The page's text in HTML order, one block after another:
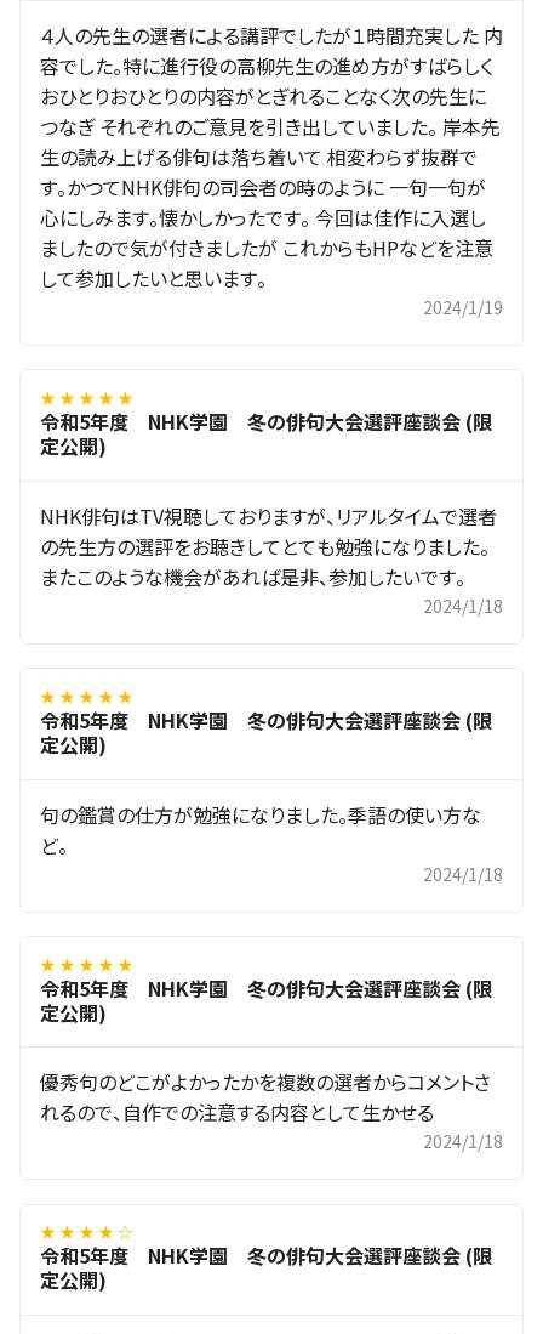
４人の先生の選者による講評でしたが１時間充実した 内
容でした。特に進行役の高柳先生の進め方がすばらしく
おひとりおひとりの内容がとぎれることなく次の先生に
つなぎ それぞれのご意見を引き出していました。 岸本先
生の読み上げる俳句は落ち着いて 相変わらず抜群で
す。かつてNHK俳句の司会者の時のように 一句一句が
心にしみます。懐かしかったです。 今回は佳作に入選し
ましたので気が付きましたが これからもHPなどを注意
して参加したいと思います。
2024/1/19
★ ★ ★ ★ ★
令和5年度 NHK学園 冬の俳句大会選評座談会 (限
定公開)
NHK俳句はTV視聴しておりますが、リアルタイムで選者
の先生方の選評をお聴きしてとても勉強になりました。
またこのような機会があれば是非、参加したいです。
2024/1/18
★ ★ ★ ★ ★
令和5年度 NHK学園 冬の俳句大会選評座談会 (限
定公開)
句の鑑賞の仕方が勉強になりました。季語の使い方な
ど。
2024/1/18
★ ★ ★ ★ ★
令和5年度 NHK学園 冬の俳句大会選評座談会 (限
定公開)
優秀句のどこがよかったかを複数の選者からコメントさ
れるので、自作での注意する内容として生かせる
2024/1/18
★ ★ ★ ★ ☆
令和5年度 NHK学園 冬の俳句大会選評座談会 (限
定公開)